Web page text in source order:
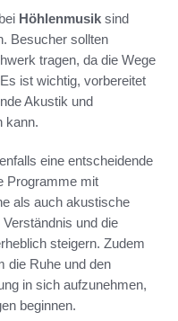
bei Höhlenmusik sind
Besucher sollten
tragen, da die Wege
ist wichtig, vorbereitet
Akustik und
kann.
eine entscheidende
Programme mit
als auch akustische
und die
steigern. Zudem
die Ruhe und den
in sich aufzunehmen,
beginnen.